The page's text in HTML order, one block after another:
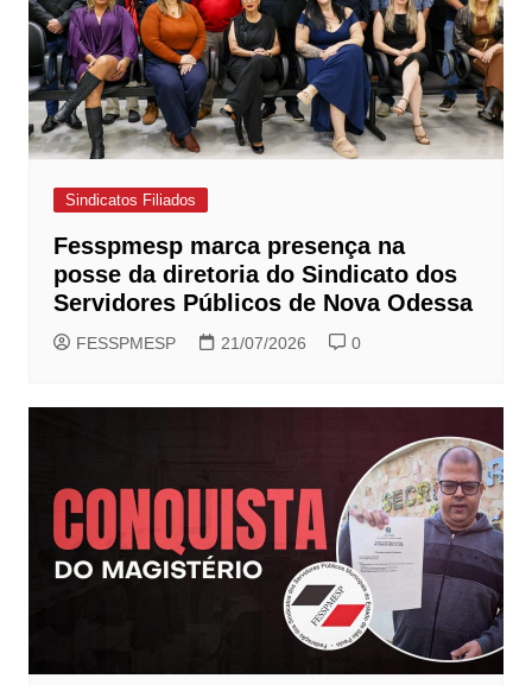
Sindicatos Filiados
Fesspmesp marca presença na
posse da diretoria do Sindicato dos
Servidores Públicos de Nova Odessa
FESSPMESP 21/07/2026 0